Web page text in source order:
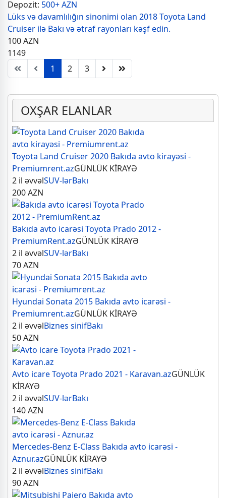
Depozit: 500+ AZN
Lüks və davamlılığın sinonimi olan 2018 Toyota Land
Cruiser ilə Bakı və ətraf rayonları kəşf edin.
100AZN
1149
1
2 3
OXŞAR ELANLAR
Toyota Land Cruiser 2020 Bakıda avto kirayəsi -
Premiumrent.azGÜNLÜK KİRAYƏ
2 il əvvəlSUV-lərBakı
200AZN
Bakıda avto icarəsi Toyota Prado 2012 -
PremiumRent.azGÜNLÜK KİRAYƏ
2 il əvvəlSUV-lərBakı
70AZN
Hyundai Sonata 2015 Bakıda avto icarəsi -
Premiumrent.azGÜNLÜK KİRAYƏ
2 il əvvəlBiznes sinifBakı
50AZN
Avto icare Toyota Prado 2021 - Karavan.azGÜNLÜK
KİRAYƏ
2 il əvvəlSUV-lərBakı
140AZN
Mercedes-Benz E-Class Bakıda avto icarəsi -
Aznur.azGÜNLÜK KİRAYƏ
2 il əvvəlBiznes sinifBakı
90AZN